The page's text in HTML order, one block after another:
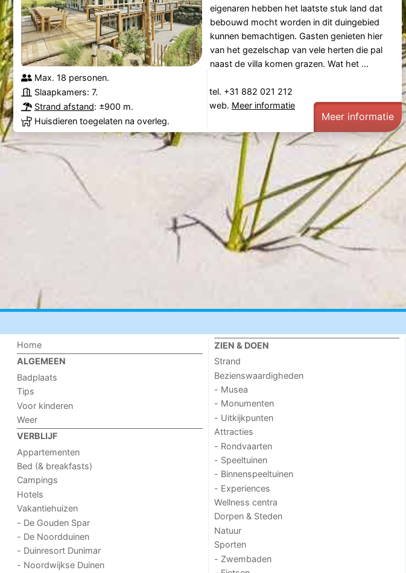
eigenaren hebben het laatste stuk land dat
bebouwd mocht worden in dit duingebied
kunnen bemachtigen. Gasten genieten hier
van het gezelschap van vele herten die pal
naast de villa komen grazen. Wat het ...
Max. 18 personen.
Slaapkamers: 7.
Strand afstand: ±900 m.
Huisdieren toegelaten na overleg.
tel. +31 882 021 212
web. Meer informatie
Meer informatie
Home
ALGEMEEN
Badplaats
Tips
Voor kinderen
Weer
VERBLIJF
Appartementen
Bed (& breakfasts)
Campings
Hotels
Vakantiehuizen
- De Gouden Spar
- De Noordduinen
- Duinresort Dunimar
- Noordwijkse Duinen
ZIEN & DOEN
Strand
Bezienswaardigheden
- Musea
- Monumenten
- Uitkijkpunten
Attracties
- Rondvaarten
- Speeltuinen
- Binnenspeeltuinen
- Experiences
Wellness centra
Dorpen & Steden
Natuur
Sporten
- Zwembaden